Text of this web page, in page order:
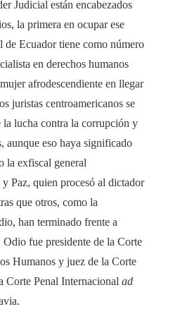
Judicial están encabezados
la primera en ocupar ese
de Ecuador tiene como número
en derechos humanos
afrodescendiente en llegar
juristas centroamericanos se
la lucha contra la corrupción y
aunque eso haya significado
la exfiscal general
Paz, quien procesó al dictador
que otros, como la
han terminado frente a
fue presidente de la Corte
Humanos y juez de la Corte
Corte Penal Internacional ad